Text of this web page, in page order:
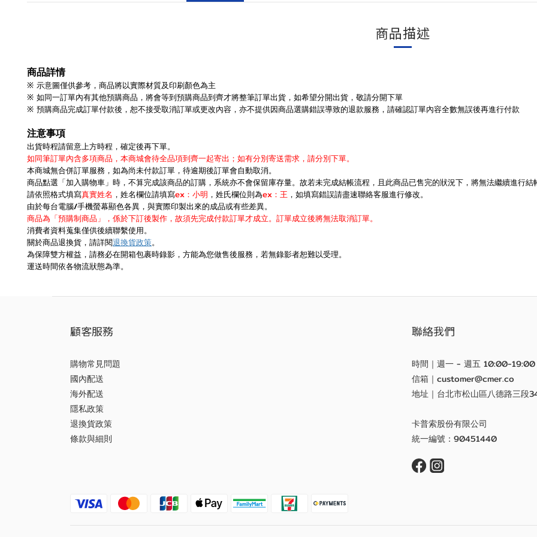
商品描述
商品詳情
※ 示意圖僅供參考，商品將以實際材質及印刷顏色為主
※ 如同一訂單內有其他預購商品，將會等到預購商品到齊才將整筆訂單出貨，如希望分開出貨，敬請分開下單
※ 預購商品完成訂單付款後，恕不接受取消訂單或更改內容，亦不提供因商品選購錯誤導致的退款服務，請確認訂單內容全數無誤後再進行付款
注意事項
出貨時程請留意上方時程，確定後再下單。
如同筆訂單內含多項商品，本商城會待全品項到齊一起寄出；如有分別寄送需求，請分別下單。
本商城無合併訂單服務，如為尚未付款訂單，待逾期後訂單會自動取消。
商品點選「加入購物車」時，不算完成該商品的訂購，系統亦不會保留庫存量。故若未完成結帳流程，且此商品已售完的狀況下，將無法繼續進行結
請依照格式填寫真實姓名 ，姓名欄位請填寫ex：小明 ，姓氏欄位則為ex：王 ，如填寫錯誤請盡速聯絡客服進行修改。
由於每台電腦/手機螢幕顯色各異，與實際印製出來的成品或有些差異。
商品為「預購制商品」，係於下訂後製作，故須先完成付款訂單才成立。訂單成立後將無法取消訂單。
消費者資料蒐集僅供後續聯繫使用。
關於商品退換貨，請詳閱退換貨政策。
為保障雙方權益，請務必在開箱包裹時錄影，方能為您做售後服務，若無錄影者恕難以受理。
運送時間依各物流狀態為準。
顧客服務
購物常見問題
國內配送
海外配送
隱私政策
退換貨政策
條款與細則
聯絡我們
時間｜週一 - 週五 10:00-19:00
信箱｜customer@cmer.co
地址｜台北市松山區八德路三段
卡普索股份有限公司
統一編號：90451440